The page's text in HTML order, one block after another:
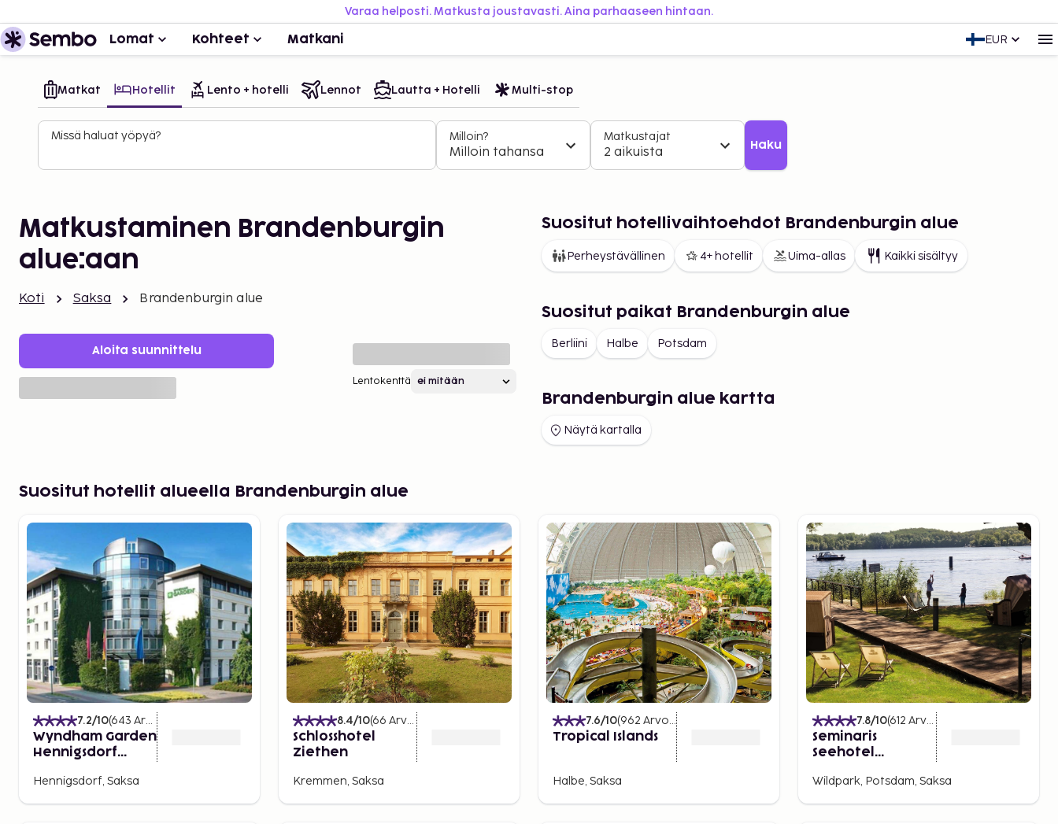
Varaa helposti. Matkusta joustavasti. Aina parhaaseen hintaan.
Lomat Kohteet Matkani EUR
Matkat Hotellit Lento + hotelli Lennot Lautta + Hotelli Multi-stop
Missä haluat yöpyä? Milloin?
Milloin tahansa
Matkustajat
2 aikuista Haku
Matkustaminen Brandenburgin
alue:aan
Koti Saksa Brandenburgin alue
Aloita suunnittelu
Lentokenttä
Suositut hotellivaihtoehdot Brandenburgin alue
Perheystävällinen 4+ hotellit Uima-allas Kaikki sisältyy
Suositut paikat Brandenburgin alue
Berliini Halbe Potsdam
Brandenburgin alue kartta
Näytä kartalla
Suositut hotellit alueella Brandenburgin alue
7.2/10(643 Arvostelut
Wyndham Garden
Hennigsdorf
Hennigsdorf, Saksa
8.4/10(66 Arvostelut
Schlosshotel
Ziethen
Kremmen, Saksa
7.6/10(962 Arvostelut
Tropical Islands
Halbe, Saksa
7.8/10(612 Arvostelut
Seminaris
Seehotel
Wildpark, Potsdam, Saksa